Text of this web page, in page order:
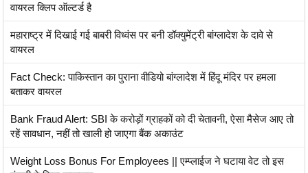
वायरल क्लिप ऑल्टर्ड है
महाराष्ट्र में दिखाई गई बाबरी विध्वंस पर बनी डॉक्युमेंट्री बांग्लादेश के दावे से
वायरल
Fact Check: पाकिस्तान का पुराना वीडियो बांग्लादेश में हिंदू मंदिर पर हमला
बताकर वायरल
Bank Fraud Alert: SBI के करोड़ों ग्राहकों को दी चेतावनी, ऐसा मैसेज आए तो
रहें सावधान, नहीं तो खाली हो जाएगा बैंक अकाउंट
Weight Loss Bonus For Employees || एम्प्लाईज ने घटाया वेट तो इस